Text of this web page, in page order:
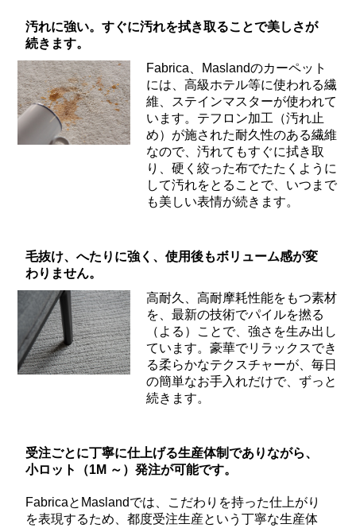
汚れに強い。すぐに汚れを拭き取ることで美しさが
続きます。
Fabrica、Maslandのカーペット
には、高級ホテル等に使われる繊
維、ステインマスターが使われて
います。テフロン加工（汚れ止
め）が施された耐久性のある繊維
なので、汚れてもすぐに拭き取
り、硬く絞った布でたたくように
して汚れをとることで、いつまで
も美しい表情が続きます。
毛抜け、へたりに強く、使用後もボリューム感が変
わりません。
高耐久、高耐摩耗性能をもつ素材
を、最新の技術でパイルを撚る
（よる）ことで、強さを生み出し
ています。豪華でリラックスでき
る柔らかなテクスチャーが、毎日
の簡単なお手入れだけで、ずっと
続きます。
受注ごとに丁寧に仕上げる生産体制でありながら、
小ロット（1M ～）発注が可能です。
FabricaとMaslandでは、こだわりを持った仕上がり
を表現するため、都度受注生産という丁寧な生産体